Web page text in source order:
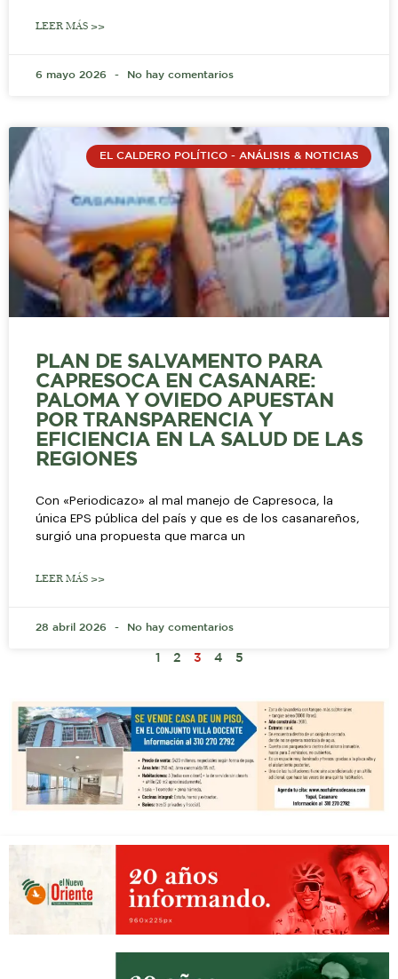
LEER MÁS >>
6 mayo 2026 No hay comentarios
EL CALDERO POLÍTICO - ANÁLISIS & NOTICIAS
PLAN DE SALVAMENTO PARA
CAPRESOCA EN CASANARE:
PALOMA Y OVIEDO APUESTAN
POR TRANSPARENCIA Y
EFICIENCIA EN LA SALUD DE LAS
REGIONES
Con «Periodicazo» al mal manejo de Capresoca, la
única EPS pública del país y que es de los casanareños,
surgió una propuesta que marca un
LEER MÁS >>
28 abril 2026 No hay comentarios
1 2 3 4 5